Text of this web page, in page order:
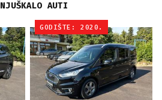
NJUŠKALO AUTI
GODIŠTE: 2020.